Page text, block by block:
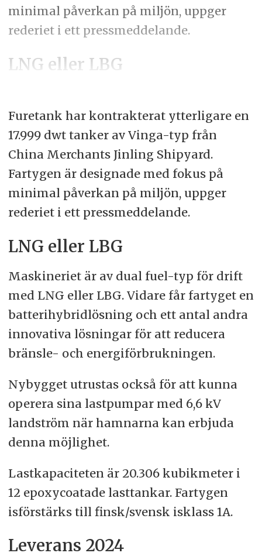
minimal påverkan på miljön, uppger
rederiet i ett pressmeddelande.
LNG eller LBG
Furetank har kontrakterat ytterligare en
17.999 dwt tanker av Vinga-typ från
China Merchants Jinling Shipyard.
Fartygen är designade med fokus på
minimal påverkan på miljön, uppger
rederiet i ett pressmeddelande.
LNG eller LBG
Maskineriet är av dual fuel-typ för drift
med LNG eller LBG. Vidare får fartyget en
batterihybridlösning och ett antal andra
innovativa lösningar för att reducera
bränsle- och energiförbrukningen.
Nybygget utrustas också för att kunna
operera sina lastpumpar med 6,6 kV
landström när hamnarna kan erbjuda
denna möjlighet.
Lastkapaciteten är 20.306 kubikmeter i
12 epoxycoatade lasttankar. Fartygen
isförstärks till finsk/svensk isklass 1A.
Leverans 2024